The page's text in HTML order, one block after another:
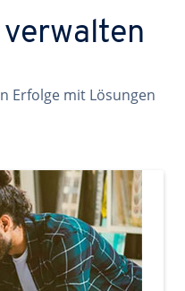
Erfolge mit Lösungen